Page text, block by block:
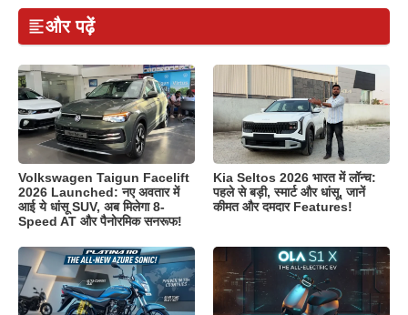
और पढ़ें
Volkswagen Taigun Facelift
2026 Launched: नए अवतार में
आई ये धांसू SUV, अब मिलेगा 8-
Speed AT और पैनोरमिक सनरूफ!
Kia Seltos 2026 भारत में लॉन्च:
पहले से बड़ी, स्मार्ट और धांसू, जानें
कीमत और दमदार Features!